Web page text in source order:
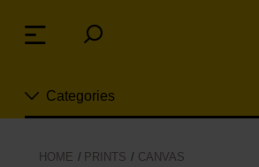
links
over
naar
Categories
Nieuw
HOME PRINTS
CANVAS
Menu